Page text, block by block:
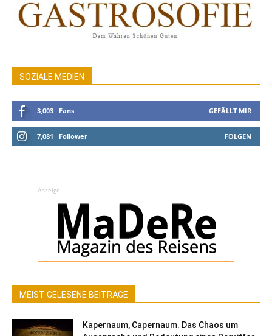
SOZIALE MEDIEN
3,003 Fans GEFÄLLT MIR
7,081 Follower FOLGEN
Anzeige
MEIST GELESENE BEITRÄGE
Kapernaum, Capernaum. Das Chaos um